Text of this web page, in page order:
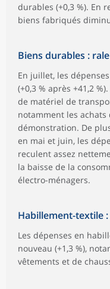
durables (+0,3 %). En
biens fabriqués
Biens durables :
En juillet, les
(+0,3 % après +41,2
de matériel de
notamment les achats
démonstration. De
en mai et juin, les
reculent assez
la baisse de la
électro-ménagers.
Habillement-textile
Les dépenses en
nouveau (+1,3 %),
vêtements et de